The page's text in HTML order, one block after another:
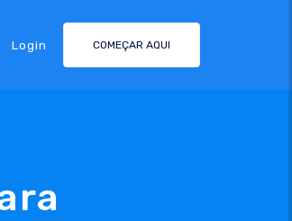
Login COMEÇAR AQUI